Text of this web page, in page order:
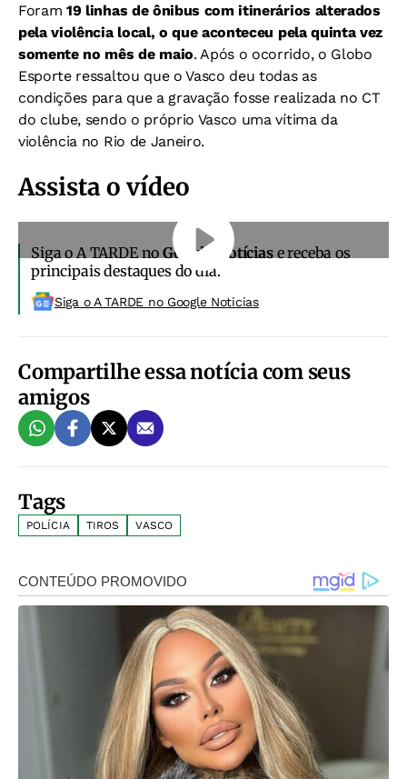
Foram19 linhas de ônibus com itinerários alterados
pela violência local, o que aconteceu pela quinta vez
somente no mês de maio. Após o ocorrido, o Globo
Esporte ressaltou que o Vasco deu todas as
condições para que a gravação fosse realizada no CT
do clube, sendo o próprio Vasco uma vítima da
violência no Rio de Janeiro.
Assista o vídeo
Siga o A TARDE noGoogle Notíciase receba os
principais destaques do dia.
Siga o A TARDE no Google Noticias
Compartilhe essa notícia com seus
amigos
Tags
POLÍCIA TIROS VASCO